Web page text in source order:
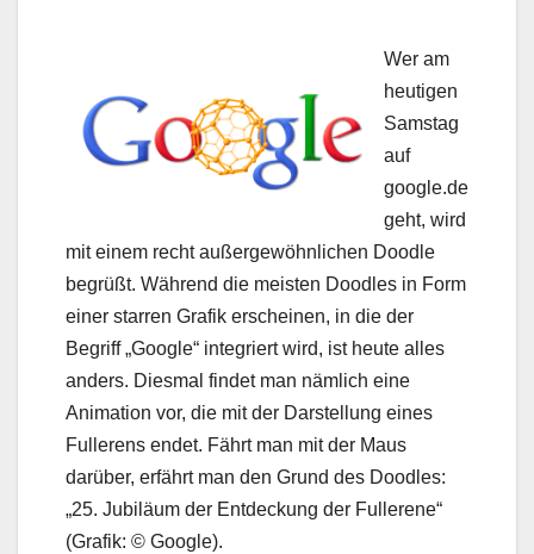
Wer am
heutigen
Samstag
auf
google.de
geht, wird
mit einem recht außergewöhnlichen Doodle
begrüßt. Während die meisten Doodles in Form
einer starren Grafik erscheinen, in die der
Begriff „Google“ integriert wird, ist heute alles
anders. Diesmal findet man nämlich eine
Animation vor, die mit der Darstellung eines
Fullerens endet. Fährt man mit der Maus
darüber, erfährt man den Grund des Doodles:
„25. Jubiläum der Entdeckung der Fullerene“
(Grafik: © Google).